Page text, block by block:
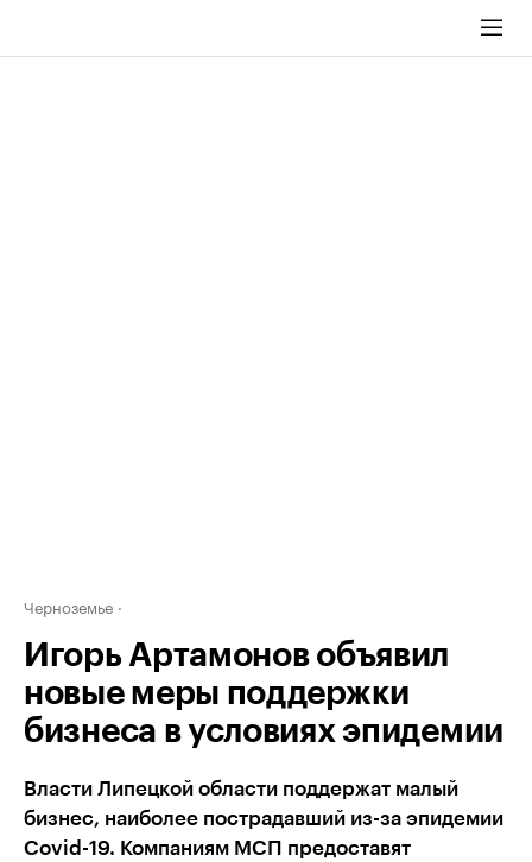
Черноземье
Игорь Артамонов объявил
новые меры поддержки
бизнеса в условиях эпидемии
Власти Липецкой области поддержат малый
бизнес, наиболее пострадавший из-за эпидемии
Covid-19. Компаниям МСП предоставят